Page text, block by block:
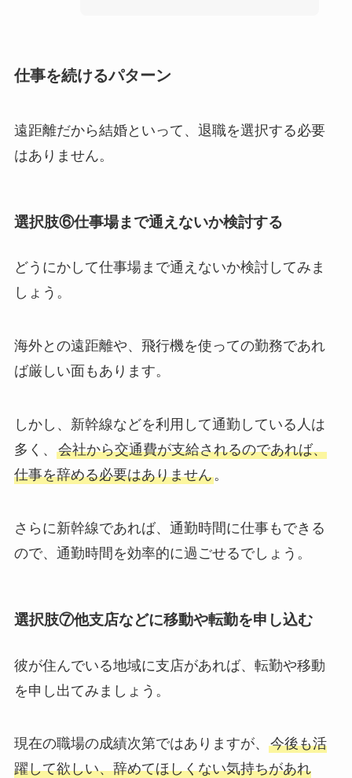
仕事を続けるパターン
遠距離だから結婚といって、退職を選択する必要
はありません。
選択肢⑥仕事場まで通えないか検討する
どうにかして仕事場まで通えないか検討してみま
しょう。
海外との遠距離や、飛行機を使っての勤務であれ
ば厳しい面もあります。
しかし、新幹線などを利用して通勤している人は
多く、 会社から交通費が支給されるのであれば、
仕事を辞める必要はありません。
さらに新幹線であれば、通勤時間に仕事もできる
ので、通勤時間を効率的に過ごせるでしょう。
選択肢⑦他支店などに移動や転勤を申し込む
彼が住んでいる地域に支店があれば、転勤や移動
を申し出てみましょう。
現在の職場の成績次第ではありますが、 今後も活
躍して欲しい、辞めてほしくない気持ちがあれ